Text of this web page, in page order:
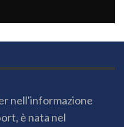
nell'informazione
è nata nel